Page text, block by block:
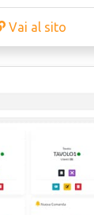
Vai al sito